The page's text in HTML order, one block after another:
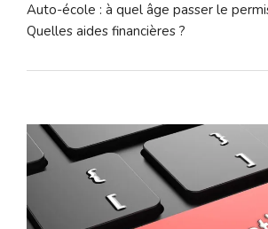
Auto-école : à quel âge passer le
Quelles aides financières ?